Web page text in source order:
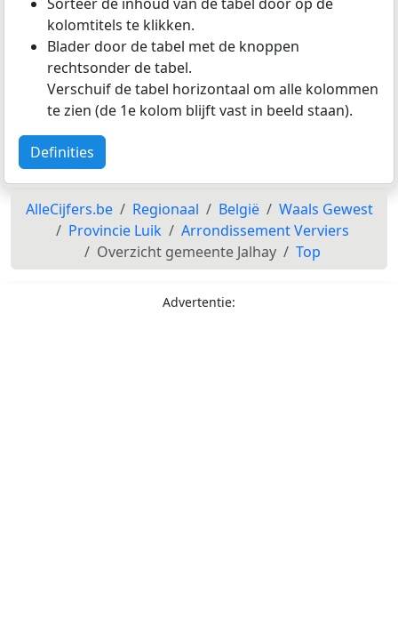
kolomtitels te klikken.
Blader door de tabel met de knoppen
rechtsonder de tabel.
Verschuif de tabel horizontaal om alle kolommen
te zien (de 1e kolom blijft vast in beeld staan).
Definities
AlleCijfers.be Regionaal België
Waals Gewest
Provincie Luik
Arrondissement Verviers
Overzicht gemeente Jalhay
Top
Advertentie: